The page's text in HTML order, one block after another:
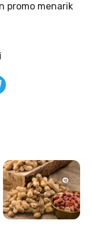
promo menarik